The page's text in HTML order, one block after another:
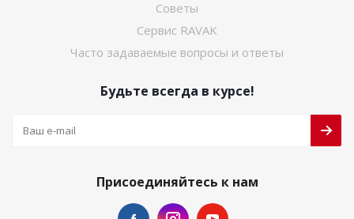
Советы
Сервис RAVAK
Часто задаваемые вопросы и ответы
Будьте всегда в курсе!
Присоединяйтесь к нам